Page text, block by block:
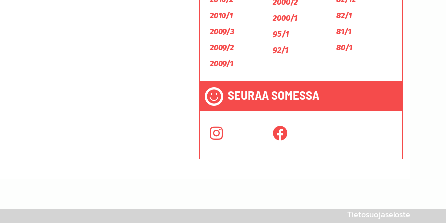
2010/1
2009/3
2009/2
2009/1
2000/2
2000/1
95/1
92/1
82/1
81/1
80/1
SEURAA SOMESSA
Tietosuojaseloste